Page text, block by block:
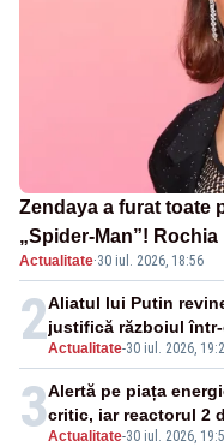
Zendaya a furat toate
„Spider-Man”! Rochia
făcut senzație
Actualitate·30 iul. 2026, 18:56
2Actualitate-30 iul. 2026,
Aliatul lui Putin
justifică războiul
3Actualitate-30 iul. 2026,
Alertă pe piața
critic, iar reactorul 2